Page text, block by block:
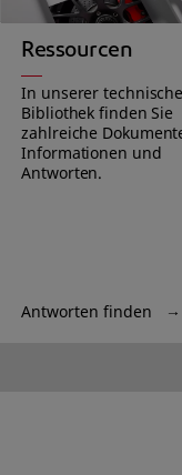
Ressourcen
In unserer
Bibliothek finden Sie
zahlreiche
Informationen und
Antworten.
Antworten finden